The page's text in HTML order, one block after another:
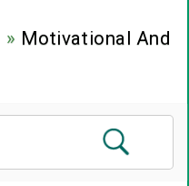
» Motivational And